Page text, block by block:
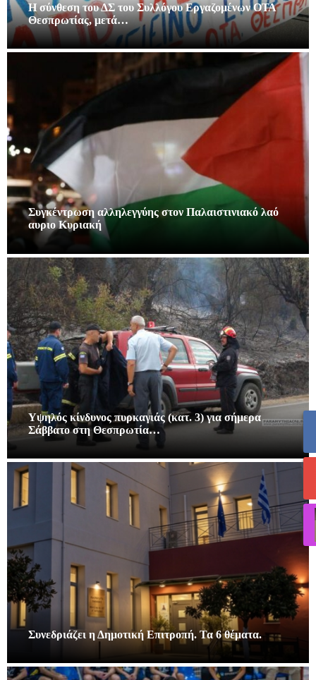
Η σύνθεση του ΔΣ του Συλλόγου Εργαζομένων ΟΤΑ
Θεσπρωτίας, μετά…
Συγκέντρωση αλληλεγγύης στον Παλαιστινιακό λαό
αυριο Κυριακή
Υψηλός κίνδυνος πυρκαγιάς (κατ. 3) για σήμερα
Σάββατο στη Θεσπρωτία…
Συνεδριάζει η Δημοτική Επιτροπή. Τα 6 θέματα.